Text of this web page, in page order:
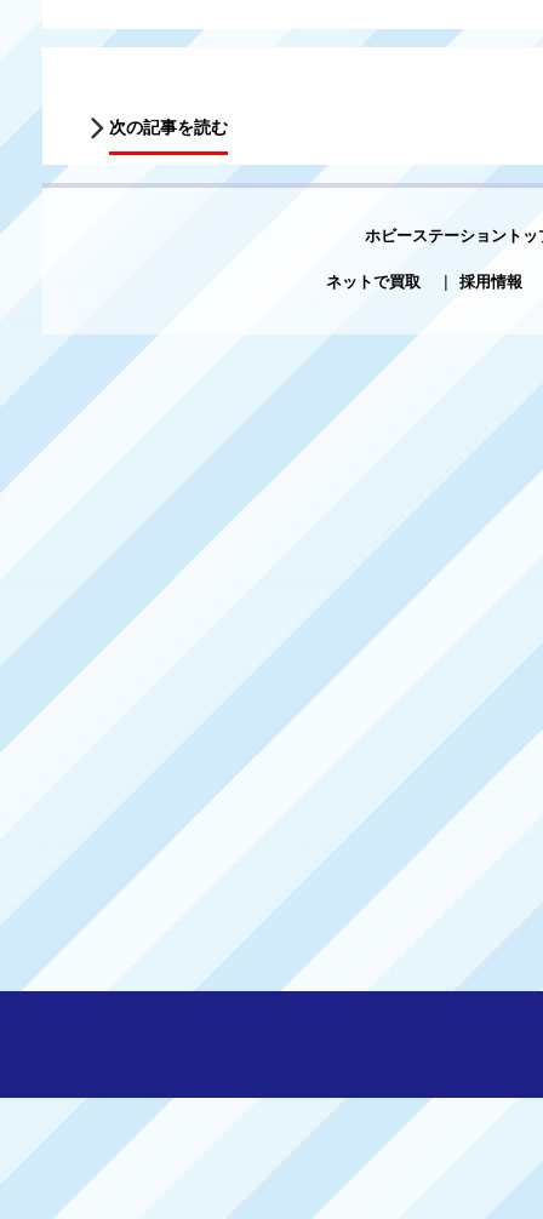
次の記事を読む
ホビーステーショントッ
ネットで買取
| 採用情報